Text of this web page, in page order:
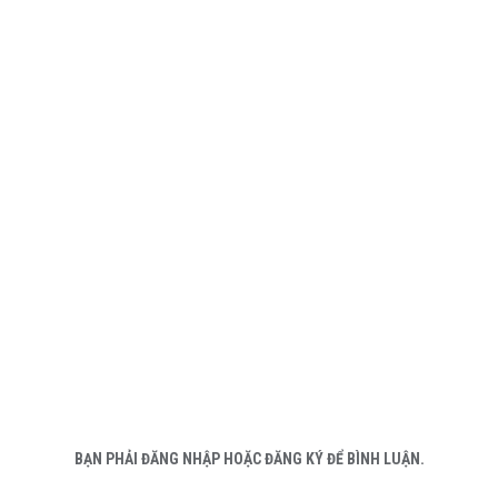
BẠN PHẢI ĐĂNG NHẬP HOẶC ĐĂNG KÝ ĐỂ BÌNH LUẬN.